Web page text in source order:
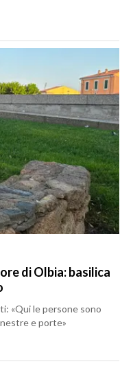
di Olbia: basilica
«Qui le persone sono
e porte»